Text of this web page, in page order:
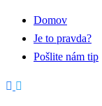
Domov
Je to pravda?
Pošlite nám tip